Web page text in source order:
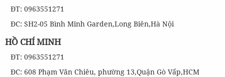
Tour 2 Đảo : Hòn Móng Tay - Hòn Dăm Ngang Phú Quốc
Giá từ:
Tour đang có giảm giá đến -11 %
ĐT: 0963551271
ĐC: SH2-05 Bình Minh Garden,Long Biên,Hà Nội
HỒ CHÍ MINH
ĐT: 0963551271
ĐC: 608 Phạm Văn Chiêu, phường 13,Quận Gò Vấp,HCM